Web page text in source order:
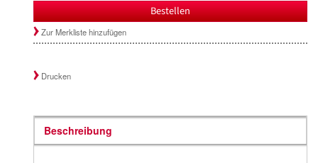
Bestellen
Zur Merkliste hinzufügen
Drucken
Beschreibung